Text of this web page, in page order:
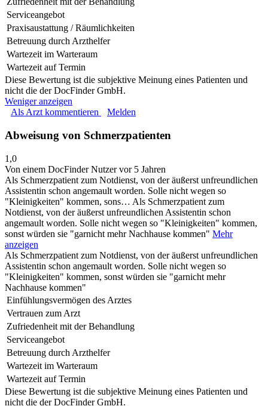
Serviceangebot
Praxisaustattung / Räumlichkeiten
Betreuung durch Arzthelfer
Wartezeit im Warteraum
Wartezeit auf Termin
Diese Bewertung ist die subjektive Meinung eines Patienten und
nicht die der DocFinder GmbH.
Weniger anzeigen
Als Arzt kommentieren
Melden
Abweisung von Schmerzpatienten
1,0
Von einem DocFinder Nutzervor 5 Jahren
Als Schmerzpatient zum Notdienst, von der äußerst unfreundlichen
Assistentin schon angemault worden. Solle nicht wegen so
"Kleinigkeiten" kommen, sons… Als Schmerzpatient zum
Notdienst, von der äußerst unfreundlichen Assistentin schon
angemault worden. Solle nicht wegen so "Kleinigkeiten" kommen,
sonst würden sie "garnicht mehr Nachhause kommen" Mehr
anzeigen
Als Schmerzpatient zum Notdienst, von der äußerst unfreundlichen
Assistentin schon angemault worden. Solle nicht wegen so
"Kleinigkeiten" kommen, sonst würden sie "garnicht mehr
Nachhause kommen"
Einfühlungsvermögen des Arztes
Vertrauen zum Arzt
Zufriedenheit mit der Behandlung
Serviceangebot
Betreuung durch Arzthelfer
Wartezeit im Warteraum
Wartezeit auf Termin
Diese Bewertung ist die subjektive Meinung eines Patienten und
nicht die der DocFinder GmbH.